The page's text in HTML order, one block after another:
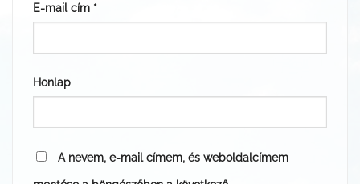
E-mail cím *
Honlap
A nevem, e-mail címem, és weboldalcímem